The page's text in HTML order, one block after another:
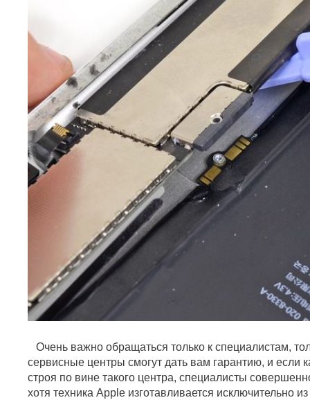
Очень важно обращаться только к специалистам,
сервисные центры смогут дать вам гарантию, и если
строя по вине такого центра, специалисты
хотя техника Apple изготавливается исключительно